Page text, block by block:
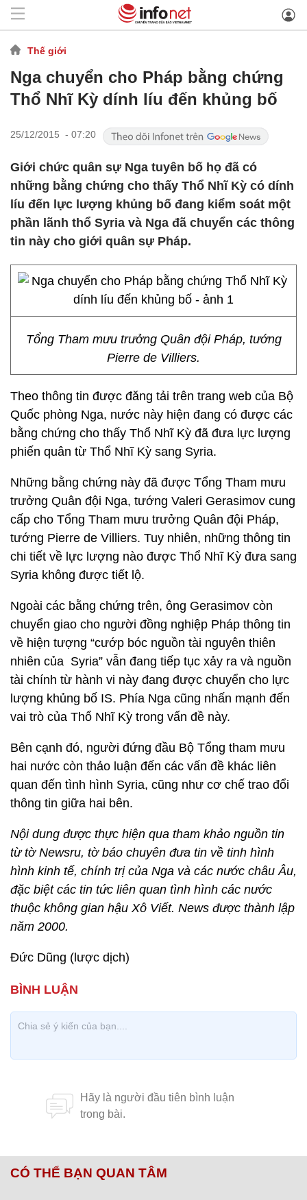
Thế giới
Nga chuyển cho Pháp bằng chứng
Thổ Nhĩ Kỳ dính líu đến khủng bố
25/12/2015 - 07:20
Giới chức quân sự Nga tuyên bố họ đã có
những bằng chứng cho thấy Thổ Nhĩ Kỳ có dính
líu đến lực lượng khủng bố đang kiểm soát một
phần lãnh thổ Syria và Nga đã chuyển các thông
tin này cho giới quân sự Pháp.
Tổng Tham mưu trưởng Quân đội Pháp, tướng
Pierre de Villiers.
Theo thông tin được đăng tải trên trang web của Bộ
Quốc phòng Nga, nước này hiện đang có được các
bằng chứng cho thấy Thổ Nhĩ Kỳ đã đưa lực lượng
phiến quân từ Thổ Nhĩ Kỳ sang Syria.
Những bằng chứng này đã được Tổng Tham mưu
trưởng Quân đội Nga, tướng Valeri Gerasimov cung
cấp cho Tổng Tham mưu trưởng Quân đội Pháp,
tướng Pierre de Villiers. Tuy nhiên, những thông tin
chi tiết về lực lượng nào được Thổ Nhĩ Kỳ đưa sang
Syria không được tiết lộ.
Ngoài các bằng chứng trên, ông Gerasimov còn
chuyển giao cho người đồng nghiệp Pháp thông tin
về hiện tượng “cướp bóc nguồn tài nguyên thiên
nhiên của Syria” vẫn đang tiếp tục xảy ra và nguồn
tài chính từ hành vi này đang được chuyển cho lực
lượng khủng bố IS. Phía Nga cũng nhấn mạnh đến
vai trò của Thổ Nhĩ Kỳ trong vấn đề này.
Bên cạnh đó, người đứng đầu Bộ Tổng tham mưu
hai nước còn thảo luận đến các vấn đề khác liên
quan đến tình hình Syria, cũng như cơ chế trao đổi
thông tin giữa hai bên.
Nội dung được thực hiện qua tham khảo nguồn tin
từ tờ Newsru, tờ báo chuyên đưa tin về tinh hình
hình kinh tế, chính trị của Nga và các nước châu Âu,
đặc biệt các tin tức liên quan tình hình các nước
thuộc không gian hậu Xô Viết. News được thành lập
năm 2000.
Đức Dũng (lược dịch)
CÓ THỂ BẠN QUAN TÂM